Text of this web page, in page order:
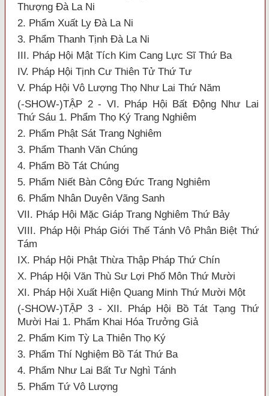
Thượng Đà La Ni
2. Phẩm Xuất Ly Đà La Ni
3. Phẩm Thanh Tịnh Đà La Ni
III. Pháp Hội Mật Tích Kim Cang Lực Sĩ Thứ Ba
IV. Pháp Hội Tịnh Cư Thiên Tử Thứ Tư
V. Pháp Hội Vô Lượng Thọ Như Lai Thứ Năm
(-SHOW-)TẬP 2 - VI. Pháp Hội Bất Động Như Lai
Thứ Sáu 1. Phẩm Thọ Ký Trang Nghiêm
2. Phẩm Phật Sát Trang Nghiêm
3. Phẩm Thanh Văn Chúng
4. Phẩm Bồ Tát Chúng
5. Phẩm Niết Bàn Công Đức Trang Nghiêm
6. Phẩm Nhân Duyên Vãng Sanh
VII. Pháp Hội Mặc Giáp Trang Nghiêm Thứ Bảy
VIII. Pháp Hội Pháp Giới Thế Tánh Vô Phân Biệt Thứ
Tám
IX. Pháp Hội Phật Thừa Thập Pháp Thứ Chín
X. Pháp Hội Văn Thù Sư Lợi Phố Môn Thứ Mười
XI. Pháp Hội Xuất Hiện Quang Minh Thứ Mười Một
(-SHOW-)TẬP 3 - XII. Pháp Hội Bồ Tát Tạng Thứ
Mười Hai 1. Phẩm Khai Hóa Trưởng Giả
2. Phẩm Kim Tỳ La Thiên Thọ Ký
3. Phẩm Thí Nghiệm Bồ Tát Thứ Ba
4. Phẩm Như Lai Bất Tư Nghì Tánh
5. Phẩm Tứ Vô Lượng